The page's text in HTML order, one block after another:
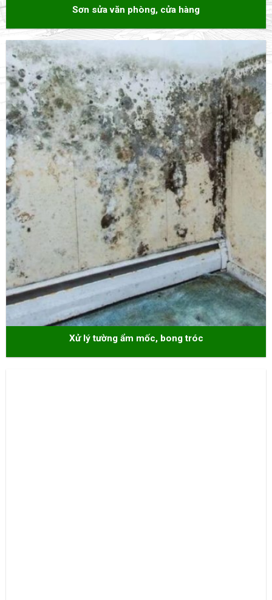
Sơn sửa văn phòng, cửa hàng
Xử lý tường ẩm mốc, bong tróc